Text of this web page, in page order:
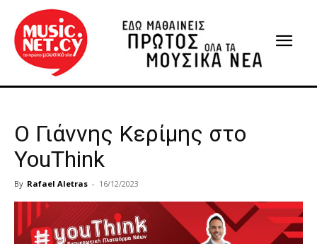
Ο Γιάννης Κερίμης στο
YouThink
By Rafael Aletras - 16/12/2023